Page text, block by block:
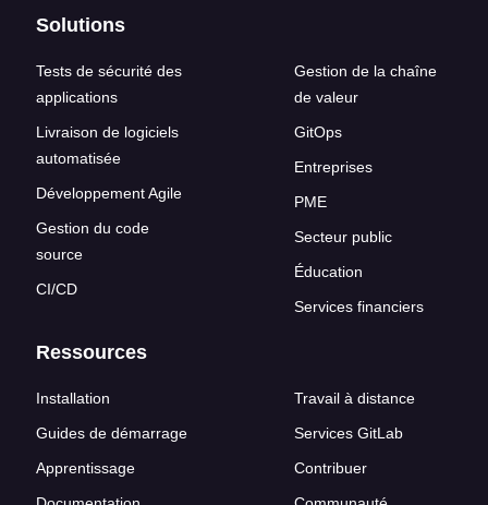
Solutions
Tests de sécurité des
applications
Livraison de logiciels
automatisée
Développement Agile
Gestion du code
source
CI/CD
Gestion de la chaîne
de valeur
GitOps
Entreprises
PME
Secteur public
Éducation
Services financiers
Ressources
Installation
Guides de démarrage
Apprentissage
Travail à distance
Services GitLab
Contribuer